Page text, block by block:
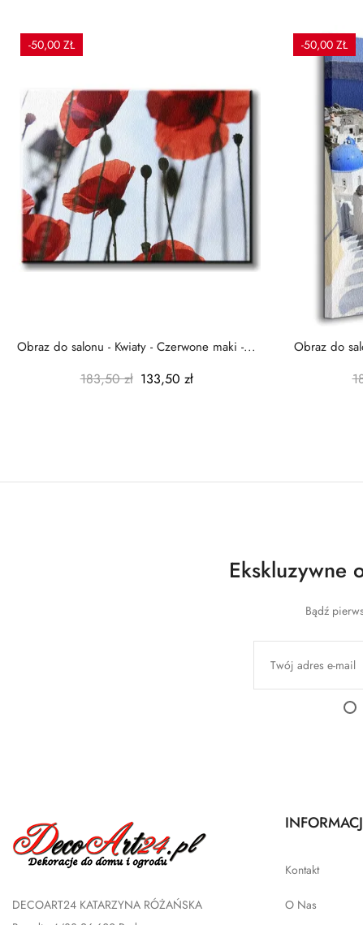
-50,00 ZŁ
Obraz do salonu - Kwiaty - Czerwone maki -...
183,50 zł 133,50 zł
-50,00 ZŁ
Obraz do
Ekskluzywne
Bądź
DECOART24 KATARZYNA RÓŻAŃSKA
Kontakt
O Nas